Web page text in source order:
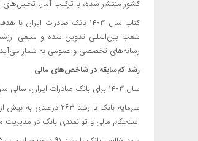
کشور منتشر شده، با ترکیب آمار،
کتاب سال ۱۴۰۳ بانک صادرات
شعب بین‌المللی تدوین شده و منبعی
رسانه‌های تخصصی و عمومی به شمار
رشد کم‌سابقه در شاخص‌های مالی
سال ۱۴۰۳ برای بانک صادرات ایران، سالی سرشار از تحول و تثبیت جایگاه در شبکه بانکی و اقتصاد کشور بود.
استحکام مالی و توانمندی بانک در مدیریت